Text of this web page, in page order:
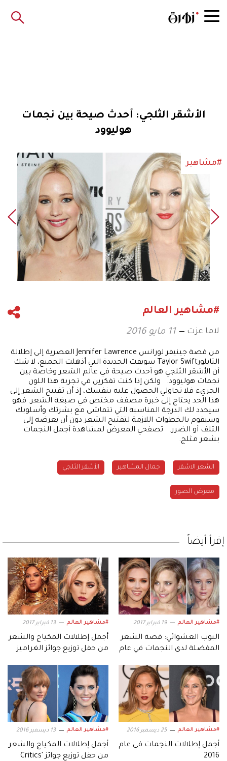
الأشقر الثلجي: أحدث صيحة بين نجمات
هوليوود
#مشاهير
#مشاهير العالم
لاما عزت 11 مايو 2016
من قصة جينيفر لورانس Jennifer Lawrence العصرية إلى إطلالة
التايلورTaylor Swift سويفت الجديدة التي أذهلت الجميع، لا شك
أن الأشقر الثلجي هو أحدث صيحة في عالم الشعر وخاصة بين
نجمات هوليوود. ولكن إذا كنت تفكرين في تجربة هذا اللون
الجريء فلا تحاولي الحصول عليه بنفسك، إذ أن تفتيح الشعر إلى
هذا الحد يحتاج إلى خبرة مصفف مختص في صبغة الشعر. فهو
سيحدد لك الدرجة المناسبة التي تتماشى مع بشرتك وأسلوبك
وسيقوم بالخطوات اللازمة لتفتيح الشعر دون أن يعرضه إلى
التلف أو الضرر. تصفحي المعرض لمشاهدة أجمل النجمات
بشعر مثلج.
الشعر الاشقر جمال المشاهير الأشقر الثلجي
معرض الصور
إقرأ أيضاً
#مشاهير العالم 19 فبراير 2017
البوب العشوائي: قصة الشعر
المفضلة لدى النجمات في عام
#مشاهير العالم 13 فبراير 2017
أجمل إطلالات المكياج والشعر
من حفل توزيع جوائز الغراميز
#مشاهير العالم 25 ديسمبر 2016
أجمل إطلالات النجمات في عام
2016
#مشاهير العالم 13 ديسمبر 2016
أجمل إطلالات المكياج والشعر
من حفل توزيع جوائز Critics'